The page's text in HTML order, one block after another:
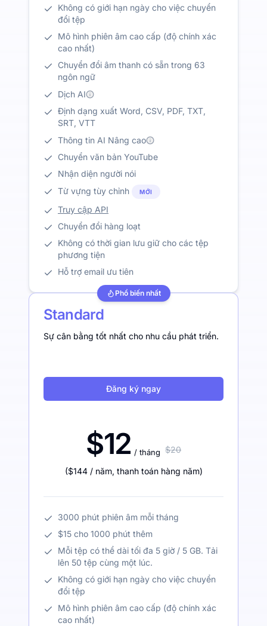
Không có giới hạn ngày cho việc chuyển
đổi tệp
Mô hình phiên âm cao cấp (độ chính xác
cao nhất)
Chuyển đổi âm thanh có sẵn trong 63
ngôn ngữ
Dịch AI
Định dạng xuất Word, CSV, PDF, TXT,
SRT, VTT
Thông tin AI Nâng cao
Chuyển văn bản YouTube
Nhận diện người nói
Từ vựng tùy chỉnh
MỚI
Truy cập API
Chuyển đổi hàng loạt
Không có thời gian lưu giữ cho các tệp
phương tiện
Hỗ trợ email ưu tiên
Phổ biến nhất
Standard
Sự cân bằng tốt nhất cho nhu cầu phát triển.
Đăng ký ngay
$12 / tháng $20
($144 / năm, thanh toán hàng năm)
3000 phút phiên âm mỗi tháng
$15 cho 1000 phút thêm
Mỗi tệp có thể dài tối đa 5 giờ / 5 GB. Tải
lên 50 tệp cùng một lúc.
Không có giới hạn ngày cho việc chuyển
đổi tệp
Mô hình phiên âm cao cấp (độ chính xác
cao nhất)